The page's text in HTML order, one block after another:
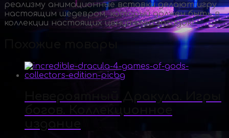
реализму анимационные вставки делают игру
настоящим шедевром, который должен быть в
коллекции настоящих ценителей загадок!